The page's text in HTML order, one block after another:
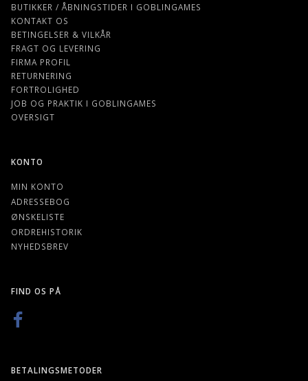
BUTIKKER / ÅBNINGSTIDER I GOBLINGAMES
KONTAKT OS
BETINGELSER & VILKÅR
FRAGT OG LEVERING
FIRMA PROFIL
RETURNERING
FORTROLIGHED
JOB OG PRAKTIK I GOBLINGAMES
OVERSIGT
KONTO
MIN KONTO
ADRESSEBOG
ØNSKELISTE
ORDREHISTORIK
NYHEDSBREV
FIND OS PÅ
BETALINGSMETODER